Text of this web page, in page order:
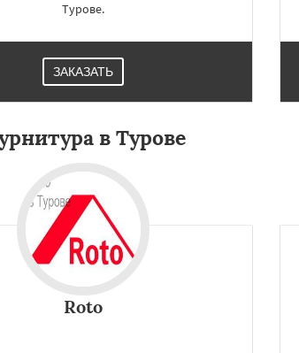
Турове.
ЗАКАЗАТЬ
в Турове
Roto